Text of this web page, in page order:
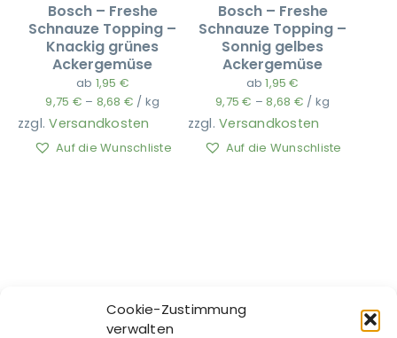
Cookie-Zustimmung
verwalten
Bosch – Freshe
Schnauze Topping –
Knackig grünes
Ackergemüse
ab 1,95 €
9,75 € – 8,68 € / kg
zzgl.Versandkosten
Auf die Wunschliste
Bosch – Freshe
Schnauze Topping –
Sonnig gelbes
Ackergemüse
ab1,95€
9,75€ –8,68 € / kg
zzgl.Versandkosten
Auf die Wunschliste